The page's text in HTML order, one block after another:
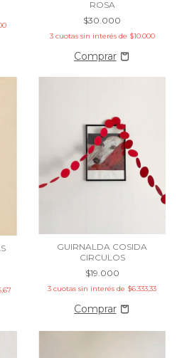
ROSA
$30.000
3 cuotas sin interés de $10.000
GUIRNALDA COSIDA
CIRCULOS
$19.000
3 cuotas sin interés de $6.333,33